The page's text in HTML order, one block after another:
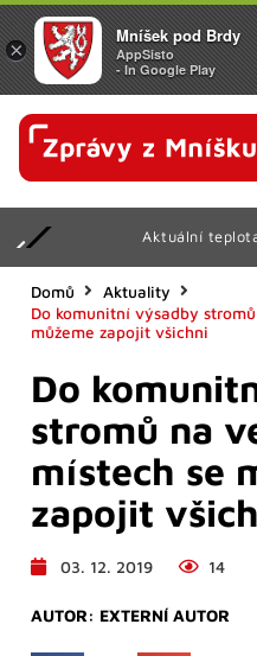
Aktuální
Domů
Aktuality
Do komunitní výsadby
můžeme zapojit všichni
Do
stromů na
místech se
zapojit
03. 12. 2019 14
AUTOR: EXTERNÍ AUTOR
×
Mníšek pod Brdy
AppSisto
- In Google Play